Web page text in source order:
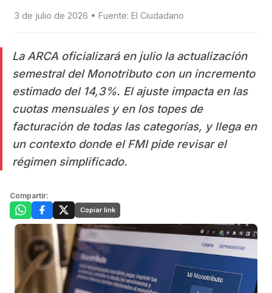
3 de julio de 2026 • Fuente: El Ciudadano
La ARCA oficializará en julio la actualización
semestral del Monotributo con un incremento
estimado del 14,3%. El ajuste impacta en las
cuotas mensuales y en los topes de
facturación de todas las categorías, y llega en
un contexto donde el FMI pide revisar el
régimen simplificado.
Compartir:
Copiar link